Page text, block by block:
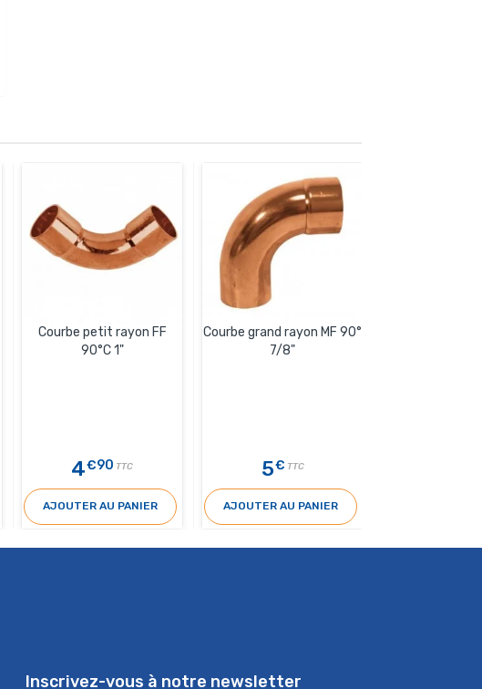
Courbe petit rayon FF
90°C 1"
4€90 TTC
AJOUTER AU PANIER
Courbe grand rayon MF 90°
7/8"
5€ TTC
AJOUTER AU PANIER
Inscrivez-vous à notre newsletter